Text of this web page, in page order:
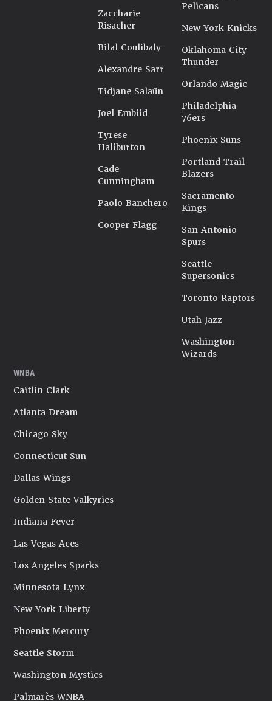
Zaccharie
Risacher
Bilal Coulibaly
Alexandre Sarr
Tidjane Salaün
Joel Embiid
Tyrese
Haliburton
Cade
Cunningham
Paolo Banchero
Cooper Flagg
Pelicans
New York Knicks
Oklahoma City
Thunder
Orlando Magic
Philadelphia
76ers
Phoenix Suns
Portland Trail
Blazers
Sacramento
Kings
San Antonio
Spurs
Seattle
Supersonics
Toronto Raptors
Utah Jazz
Washington
Wizards
WNBA
Caitlin Clark
Atlanta Dream
Chicago Sky
Connecticut Sun
Dallas Wings
Golden State Valkyries
Indiana Fever
Las Vegas Aces
Los Angeles Sparks
Minnesota Lynx
New York Liberty
Phoenix Mercury
Seattle Storm
Washington Mystics
Palmarès WNBA